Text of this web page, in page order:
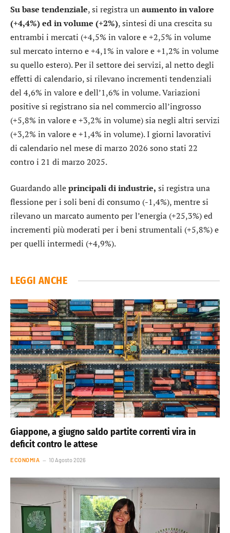
Su base tendenziale, si registra un aumento in valore
(+4,4%) ed in volume (+2%), sintesi di una crescita su
entrambi i mercati (+4,5% in valore e +2,5% in volume
sul mercato interno e +4,1% in valore e +1,2% in volume
su quello estero). Per il settore dei servizi, al netto degli
effetti di calendario, si rilevano incrementi tendenziali
del 4,6% in valore e dell’1,6% in volume. Variazioni
positive si registrano sia nel commercio all’ingrosso
(+5,8% in valore e +3,2% in volume) sia negli altri servizi
(+3,2% in valore e +1,4% in volume). I giorni lavorativi
di calendario nel mese di marzo 2026 sono stati 22
contro i 21 di marzo 2025.
Guardando alleprincipali di industrie, si registra una
flessione per i soli beni di consumo (-1,4%), mentre si
rilevano un marcato aumento per l’energia (+25,3%) ed
incrementi più moderati per i beni strumentali (+5,8%) e
per quelli intermedi (+4,9%).
LEGGI ANCHE
Giappone, a giugno saldo partite correnti vira in
deficit contro le attese
ECONOMIA 10 Agosto 2026